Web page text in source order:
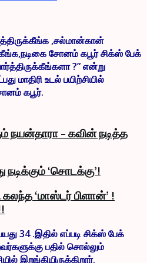
,சல்மான்கான்
சோனம் கபூர் சிக்ஸ் பேக்
?” என்று
மாதிரி உடல் பயிற்சியில்
கபூர்.
நயன்தாரா – கவின் நடித்த
‘சொடக்கு’!
‘மாஸ்டர் பிளான்’ !
34 .இதில் எப்படி சிக்ஸ் பேக்
பதில் சொல்லும்
இறங்கியிருக்கிறார்.